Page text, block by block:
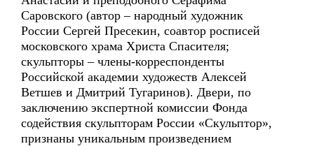
Саровского (автор – народный художник
России Сергей Пресекин, соавтор росписей
московского храма Христа Спасителя;
скульпторы – члены-корреспонденты
Российской академии художеств Алексей
Ветшев и Дмитрий Тугаринов). Двери, по
заключению экспертной комиссии Фонда
содействия скульпторам России «Скульптор»,
признаны уникальным произведением